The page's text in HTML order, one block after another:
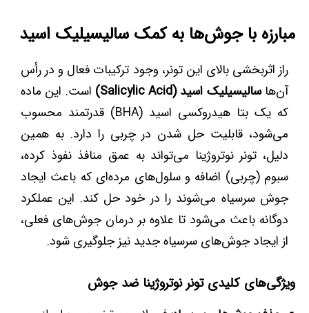
مبارزه با جوش‌ها به کمک سالیسیلیک اسید
راز اثربخشی بالای این تونر، وجود ترکیبات فعال و در رأس
آن‌هاسالیسیلیک اسید (Salicylic Acid)
است. این ماده
که یک بتا هیدروکسی اسید (BHA) قدرتمند محسوب
می‌شود، قابلیت حل شدن در چربی را دارد. به همین
دلیل، تونر نوتروژینا می‌تواند به عمق منافذ نفوذ کرده،
سبوم (چربی) اضافه و سلول‌های مرده‌ای که باعث ایجاد
جوش سرسیاه می‌شوند را در خود حل کند. این عملکرد
دوگانه باعث می‌شود تا علاوه بر درمان جوش‌های فعلی،
از ایجاد جوش‌های سرسیاه جدید نیز جلوگیری شود.
ویژگی‌های کلیدی تونر نوتروژینا ضد جوش